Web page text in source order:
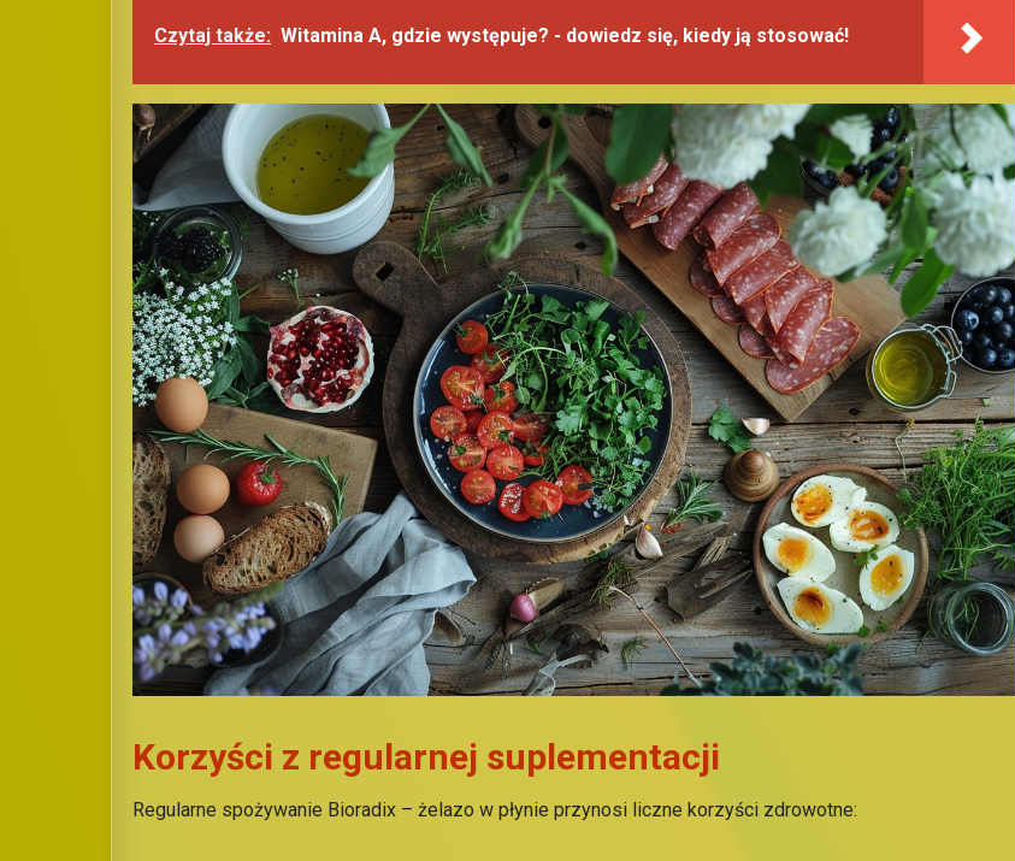
Czytaj także: Witamina A, gdzie występuje? - dowiedz się, kiedy ją stosować!
Korzyści z regularnej suplementacji
Regularne spożywanie Bioradix – żelazo w płynie przynosi liczne korzyści zdrowotne: